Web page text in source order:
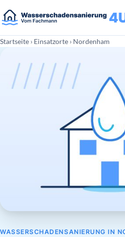
Startseite › Einsatzorte › Nordenham
WASSERSCHADENSANIERUNG IN